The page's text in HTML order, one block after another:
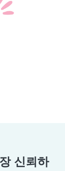
신뢰하